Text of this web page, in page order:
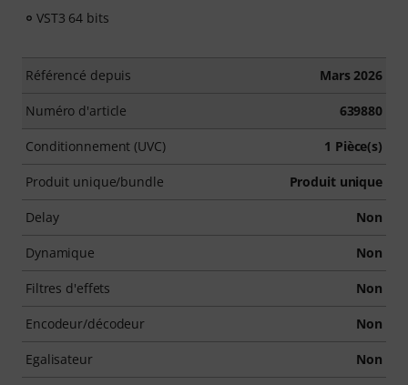
VST3 64 bits
Référencé depuis Mars 2026
Numéro d'article 639880
Conditionnement (UVC) 1 Pièce(s)
Produit unique/bundle Produit unique
Delay Non
Dynamique Non
Filtres d'effets Non
Encodeur/décodeur Non
Egalisateur Non